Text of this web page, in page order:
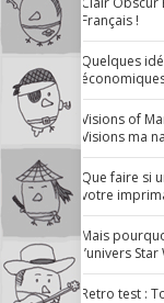
Français !
Quelques
Visions of
Visions ma
Que faire si
votre
Mais
l’univers Star
Retro test :